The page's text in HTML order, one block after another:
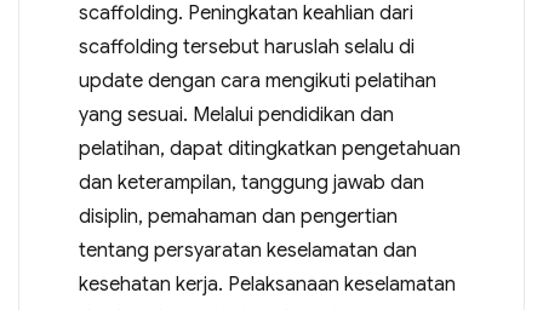
scaffolding. Peningkatan keahlian dari
scaffolding tersebut haruslah selalu di
update dengan cara mengikuti pelatihan
yang sesuai. Melalui pendidikan dan
pelatihan, dapat ditingkatkan pengetahuan
dan keterampilan, tanggung jawab dan
disiplin, pemahaman dan pengertian
tentang persyaratan keselamatan dan
kesehatan kerja. Pelaksanaan keselamatan